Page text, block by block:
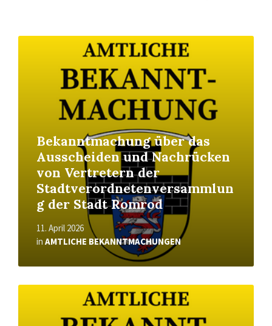
Bekanntmachung über das
Ausscheiden und Nachrücken
von Vertretern der
Stadtverordnetenversammlun
g der Stadt Romrod
11. April 2026
in AMTLICHE BEKANNTMACHUNGEN
Read
Read